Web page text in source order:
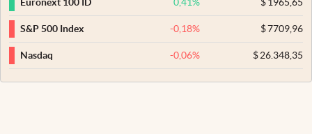
Euronext 100 ID
S&P 500 Index -0,18% $7709,96
Nasdaq -0,06% $26.348,35